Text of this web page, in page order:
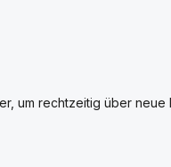
um rechtzeitig über